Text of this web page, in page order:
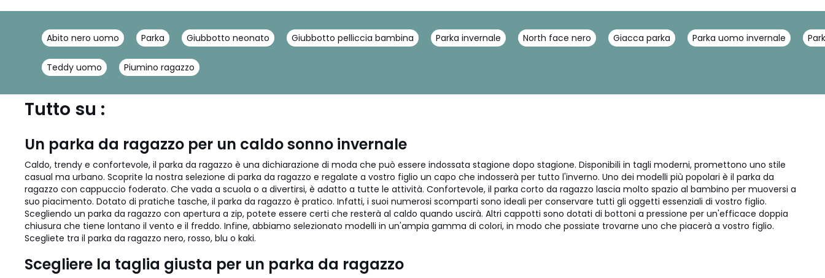
Abito nero uomo Parka Giubbotto neonato Giubbotto pelliccia bambina Parka invernale North face nero Giacca parka Parka uomo invernale
Teddy uomo Piumino ragazzo
Tutto su :
Un parka da ragazzo per un caldo sonno invernale
Caldo, trendy e confortevole, il parka da ragazzo è una dichiarazione di moda che può essere indossata stagione dopo stagione. Disponibili in tagli moderni, promettono uno stile
casual ma urbano. Scoprite la nostra selezione di parka da ragazzo e regalate a vostro figlio un capo che indosserà per tutto l'inverno. Uno dei modelli più popolari è il parka da
ragazzo con cappuccio foderato. Che vada a scuola o a divertirsi, è adatto a tutte le attività. Confortevole, il parka corto da ragazzo lascia molto spazio al bambino per muoversi a
suo piacimento. Dotato di pratiche tasche, il parka da ragazzo è pratico. Infatti, i suoi numerosi scomparti sono ideali per conservare tutti gli oggetti essenziali di vostro figlio.
Scegliendo un parka da ragazzo con apertura a zip, potete essere certi che resterà al caldo quando uscirà. Altri cappotti sono dotati di bottoni a pressione per un'efficace doppia
chiusura che tiene lontano il vento e il freddo. Infine, abbiamo selezionato modelli in un'ampia gamma di colori, in modo che possiate trovarne uno che piacerà a vostro figlio.
Scegliete tra il parka da ragazzo nero, rosso, blu o kaki.
Scegliere la taglia giusta per un parka da ragazzo